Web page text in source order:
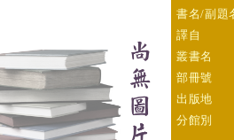
書名/副題
譯自
叢書名
部冊號
出版地
分館別